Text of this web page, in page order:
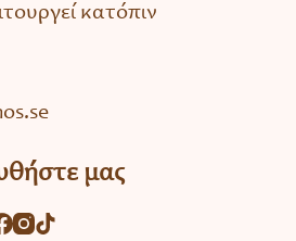
κατόπιν
μας